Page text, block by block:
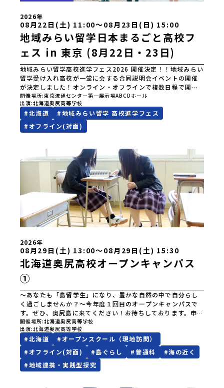
2026年
08月22日(土) 11:00〜08月23日(日) 15:00
地域みらい留学日本まるごと高校フ
ェス in 東京 (8月22日・23日)
地域みらい留学高校進学フェス2026 開催決定！！地域みらい
留学受け入れ高校が一堂に会する合同説明会イベントの開催
が決定しました！オンライン・オフラインで複数日程で開催
いたしますので、奮ってご参加ください。皆様にお会いでき
ますことを楽しみにしております。ページ下の「申し込む」
ボタンより事前予約をお願いいたします。\ 地域みらい留学高
校進学フェス in 東京 (8月22日・23日)/日時2026年8月22日
(土)11:00-17:00 8月23日(日)10:30-15:00場所東京
夕張高等学校北海道松前高等学校北海道知内高等学校北海道
上ノ国高等学校北海道奥尻高等学校ニセコ国際高等学校北海
道おといねっぷ美術工芸高等学校北海道幌加内高等学校北海
道苫前商業高等学校北海道斜里高等学校北海道湧別高等学校
北海道大空高等学校北海道平取高等学校北海道上士幌高等学
校北海道大樹高等学校北海道池田高等学校北海道白糠高等学
校北海道標津高等学校北海道羅臼高等学校北海道佐呂間高等
学校北海道雄武高等学校北海道月形高等学校 東北 青森県
立三戸高等学校青森県立名久井農業高等学校岩手県立沼宮内
県立岩泉高等学校岩手県立種市高等学校宮城県中新田高等学
校秋田県立男鹿海洋高等学校秋田県立矢島高等学校秋田県立
角館高等学校秋田県立鹿角高等学校山形県立谷地高等学校山
形県立長井工業高等学校山形県立新庄神室産業高等学校金山
校山形県立高畠高等学校山形県立小国高等学校福島県立川俣
高等学校福島県立只見高等学校福島県立猪苗代高等学校福島
県立川口高等学校 関東 茨城県立大子清流高等学校 中
部 新潟県立村上高等学校新潟県立佐渡高等学校新潟県立佐
渡総合高等学校新潟県立羽茂高等学校新潟県立加茂農林高等
学校新潟県立国際情報高等学校石川県立能登高等学校福井県
立若狭高等学校長野県木曽青峰高等学校長野県白馬高等学校
富山県立氷見高等学校静岡県立伊豆総合高等学校土肥分校静
岡県立浜松湖北高等学校佐久間分校 近畿 五條市立西吉野
農業高等学校和歌山県立串本古座高等学校 中国・四国 島
根県立横田高等学校島根県立島根中央高等学校島根県立矢上
開催場所 東京流通センター第一展示場ABCDホール
出演 北海道奥尻高等学校
#北海道 #地域みらい留学 高校進学フェス
#オフライン(対面)
2026年
08月29日(土) 13:00〜08月29日(土) 15:30
北海道奥尻高校オープンキャンパス
①
～あなたも「島留学生」になり、豊かな自然の中で自分らし
く過ごしませんか？～今年度１回目のオープンキャンパスで
す。ぜひ、奥尻島に来てください！お待ちしております。申し
込みは、以下のURLよりお願いいたします。
https://forms.gle/sZvo8tRssXydsgWW8
開催場所 北海道奥尻高等学校
出演 北海道奥尻高等学校
#北海道 #オープンスクール（現地訪問）
#オフライン(対面) #島ぐらし #普通科 #海の近く
#地域連携・実践型探究